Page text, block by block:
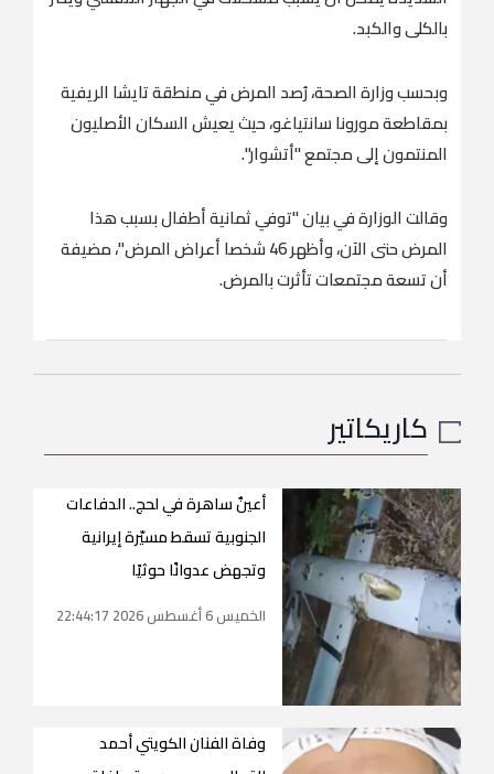
بالكلى والكبد.
وبحسب وزارة الصحة، رُصد المرض في منطقة تايشا الريفية
بمقاطعة مورونا سانتياغو، حيث يعيش السكان الأصليون
المنتمون إلى مجتمع "أتشوار".
وقالت الوزارة في بيان "توفي ثمانية أطفال بسبب هذا
المرض حتى الآن، وأظهر 46 شخصا أعراض المرض"، مضيفة
أن تسعة مجتمعات تأثرت بالمرض.
كاريكاتير
أعينٌ ساهرة في لحج.. الدفاعات
الجنوبية تسقط مسيّرة إيرانية
وتجهض عدوانًا حوثيًا
الخميس 6 أغسطس 2026 22:44:17
وفاة الفنان الكويتي أحمد